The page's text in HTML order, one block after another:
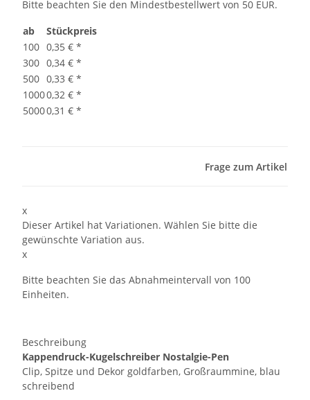
Bitte beachten Sie den Mindestbestellwert von 50 EUR.
ab
Stückpreis
100 0,35 € *
300 0,34 € *
500 0,33 € *
10000,32 € *
50000,31 € *
Frage zum Artikel
x
Dieser Artikel hat Variationen. Wählen Sie bitte die
gewünschte Variation aus.
x
Bitte beachten Sie das Abnahmeintervall von 100
Einheiten.
Beschreibung
Kappendruck-Kugelschreiber Nostalgie-Pen
Clip, Spitze und Dekor goldfarben, Großraummine, blau
schreibend